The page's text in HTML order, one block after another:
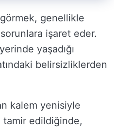
görmek, genellikle
işaret eder.
yaşadığı
belirsizliklerden
kalem yenisiyle
edildiğinde,